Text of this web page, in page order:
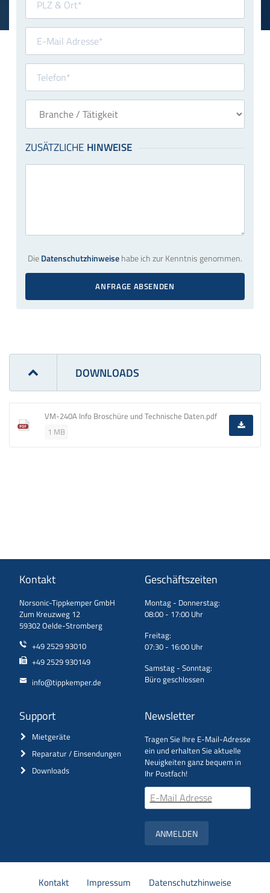
DieDatenschutzhinweisehabe ich zur Kenntnis genommen.
ANFRAGE ABSENDEN
DOWNLOADS
VM-240A Info Broschüre und Technische Daten.pdf
1 MB
Kontakt
Norsonic-Tippkemper GmbH
Zum Kreuzweg 12
59302 Oelde-Stromberg
+49 2529 93010
+49 2529 930149
info@tippkemper.de
Geschäftszeiten
Montag - Donnerstag:
08:00 - 17:00 Uhr
Freitag:
07:30 - 16:00 Uhr
Samstag - Sonntag:
Büro geschlossen
Support
Mietgeräte
Reparatur / Einsendungen
Downloads
Newsletter
Tragen Sie Ihre E-Mail-Adresse
ein und erhalten Sie aktuelle
Neuigkeiten ganz bequem in
Ihr Postfach!
ANMELDEN
Navigation
Kontakt Impressum Datenschutzhinweise